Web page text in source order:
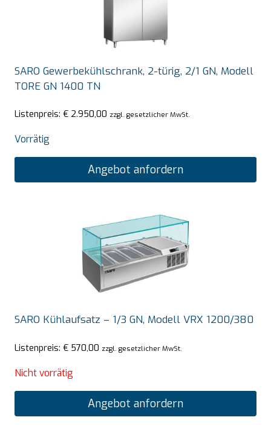
SARO Gewerbekühlschrank, 2-türig, 2/1 GN, Modell
TORE GN 1400 TN
Listenpreis: € 2.950,00 zzgl. gesetzlicher MwSt.
Vorrätig
Angebot anfordern
SARO Kühlaufsatz – 1/3 GN, Modell VRX 1200/380
Listenpreis: € 570,00 zzgl. gesetzlicher MwSt.
Nicht vorrätig
Angebot anfordern